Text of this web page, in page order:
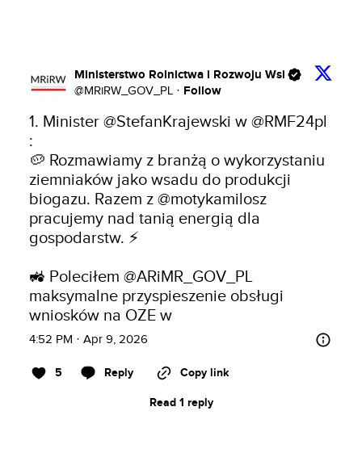
Ministerstwo Rolnictwa i Rozwoju Wsi
@MRiRW_GOV_PL · Follow
1. Minister @StefanKrajewski w @RMF24pl
:
🥔 Rozmawiamy z branżą o wykorzystaniu
ziemniaków jako wsadu do produkcji
biogazu. Razem z @motykamilosz
pracujemy nad tanią energią dla
gospodarstw. ⚡
🚜 Poleciłem @ARiMR_GOV_PL
maksymalne przyspieszenie obsługi
wniosków na OZE w
4:52 PM · Apr 9, 2026
5 Reply Copy link
Read 1 reply